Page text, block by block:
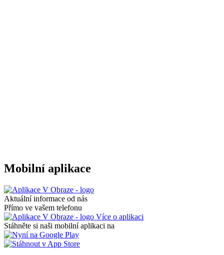
Mobilní aplikace
Aktuální informace od nás
Přímo ve vašem telefonu
Více o aplikaci
Stáhněte si naši mobilní aplikaci na